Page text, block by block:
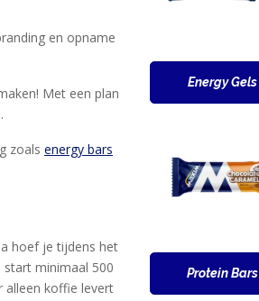
en opname
Met een plan
.
zoals energy bars
hoef je tijdens het
minimaal 500
alleen koffie levert
Energy Gels
Protein Bars